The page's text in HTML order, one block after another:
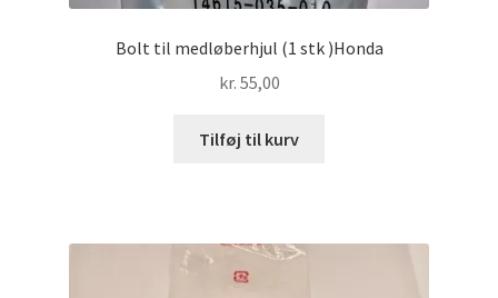
Bolt til medløberhjul (1 stk )Honda
kr. 55,00
Tilføj til kurv